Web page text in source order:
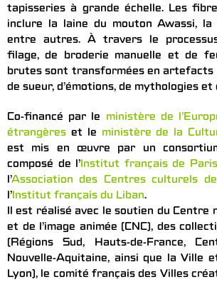
tapisseries à grande échelle. Les
inclure la laine du mouton Awassi,
entre autres. À travers le
filage, de broderie manuelle et de
brutes sont transformées en artefacts
de sueur, d’émotions, de mythologies et
Co-financé par le ministère de
étrangères et le ministère de la
est mis en œuvre par un
composé de l’Institut français de Paris
l’Association des Centres culturels
l’Institut français du Liban.
Il est réalisé avec le soutien du Centre
et de l’image animée (CNC), des
(Régions Sud, Hauts-de-France,
Nouvelle-Aquitaine, ainsi que la Ville
Lyon), le comité français des Villes